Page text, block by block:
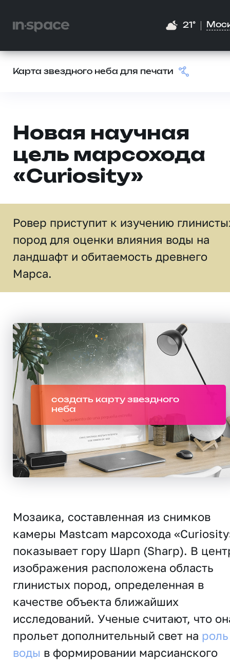
21°
Карта звездного неба для печати
Новая научная
цель марсохода
«Curiosity»
Ровер приступит к изучению
пород для оценки влияния воды на
ландшафт и обитаемость древнего
Марса.
создать карту звездного
неба
Мозаика, составленная из снимков
камеры Mastcam марсохода
показывает гору Шарп (Sharp). В
изображения расположена область
глинистых пород, определенная в
качестве объекта ближайших
исследований. Ученые считают, что
прольет дополнительный свет на роль
воды в формировании марсианского